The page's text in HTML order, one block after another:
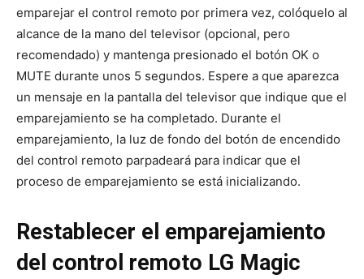
emparejar el control remoto por primera vez, colóquelo al
alcance de la mano del televisor (opcional, pero
recomendado) y mantenga presionado el botón OK o
MUTE durante unos 5 segundos. Espere a que aparezca
un mensaje en la pantalla del televisor que indique que el
emparejamiento se ha completado. Durante el
emparejamiento, la luz de fondo del botón de encendido
del control remoto parpadeará para indicar que el
proceso de emparejamiento se está inicializando.
Restablecer el emparejamiento
del control remoto LG Magic